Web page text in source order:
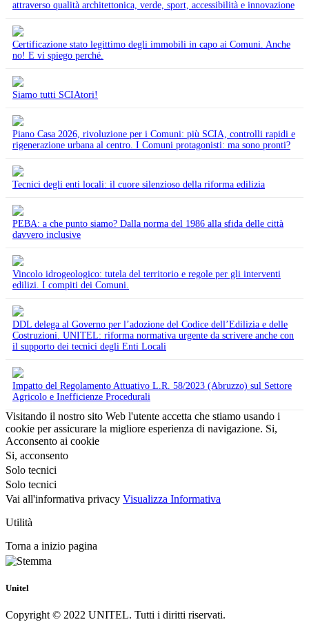
attraverso qualità architettonica, verde, sport, accessibilità e innovazione
Certificazione stato legittimo degli immobili in capo ai Comuni. Anche
no! E vi spiego perché.
Siamo tutti SCIAtori!
Piano Casa 2026, rivoluzione per i Comuni: più SCIA, controlli rapidi e
rigenerazione urbana al centro. I Comuni protagonisti: ma sono pronti?
Tecnici degli enti locali: il cuore silenzioso della riforma edilizia
PEBA: a che punto siamo? Dalla norma del 1986 alla sfida delle città
davvero inclusive
Vincolo idrogeologico: tutela del territorio e regole per gli interventi
edilizi. I compiti dei Comuni.
DDL delega al Governo per l’adozione del Codice dell’Edilizia e delle
Costruzioni. UNITEL: riforma normativa urgente da scrivere anche con
il supporto dei tecnici degli Enti Locali
Impatto del Regolamento Attuativo L.R. 58/2023 (Abruzzo) sul Settore
Agricolo e Inefficienze Procedurali
Visitando il nostro sito Web l'utente accetta che stiamo usando i
cookie per assicurare la migliore esperienza di navigazione. Si,
Acconsento ai cookie
Si, acconsento
Solo tecnici
Solo tecnici
Vai all'informativa privacy Visualizza Informativa
Utilità
Torna a inizio pagina
Unitel
Copyright © 2022 UNITEL. Tutti i diritti riservati.